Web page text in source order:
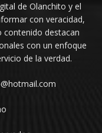
de Olanchito y el
con veracidad,
contenido destacan
con un enfoque
de la verdad.